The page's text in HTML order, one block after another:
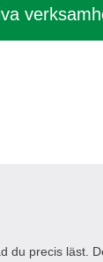
du precis läst.